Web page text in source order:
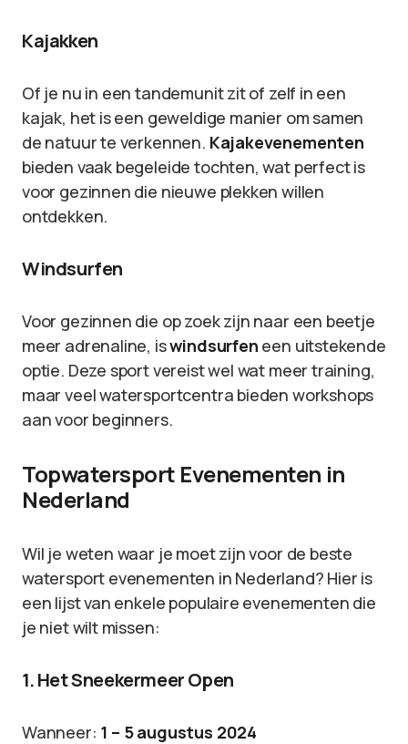
Kajakken
Of je nu in een tandemunit zit of zelf in een
kajak, het is een geweldige manier om samen
de natuur te verkennen. Kajakevenementen
bieden vaak begeleide tochten, wat perfect is
voor gezinnen die nieuwe plekken willen
ontdekken.
Windsurfen
Voor gezinnen die op zoek zijn naar een beetje
meer adrenaline, iswindsurfen een uitstekende
optie. Deze sport vereist wel wat meer training,
maar veel watersportcentra bieden workshops
aan voor beginners.
Topwatersport Evenementen in
Nederland
Wil je weten waar je moet zijn voor de beste
watersport evenementen in Nederland? Hier is
een lijst van enkele populaire evenementen die
je niet wilt missen:
1. Het Sneekermeer Open
Wanneer: 1 – 5 augustus 2024